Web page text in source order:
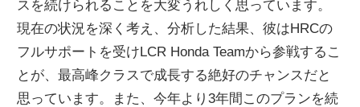
スを続けられることを大変うれしく思っています。
現在の状況を深く考え、分析した結果、彼はHRCの
フルサポートを受けLCR Honda Teamから参戦するこ
とが、最高峰クラスで成長する絶好のチャンスだと
思っています。また、今年より3年間このプランを続